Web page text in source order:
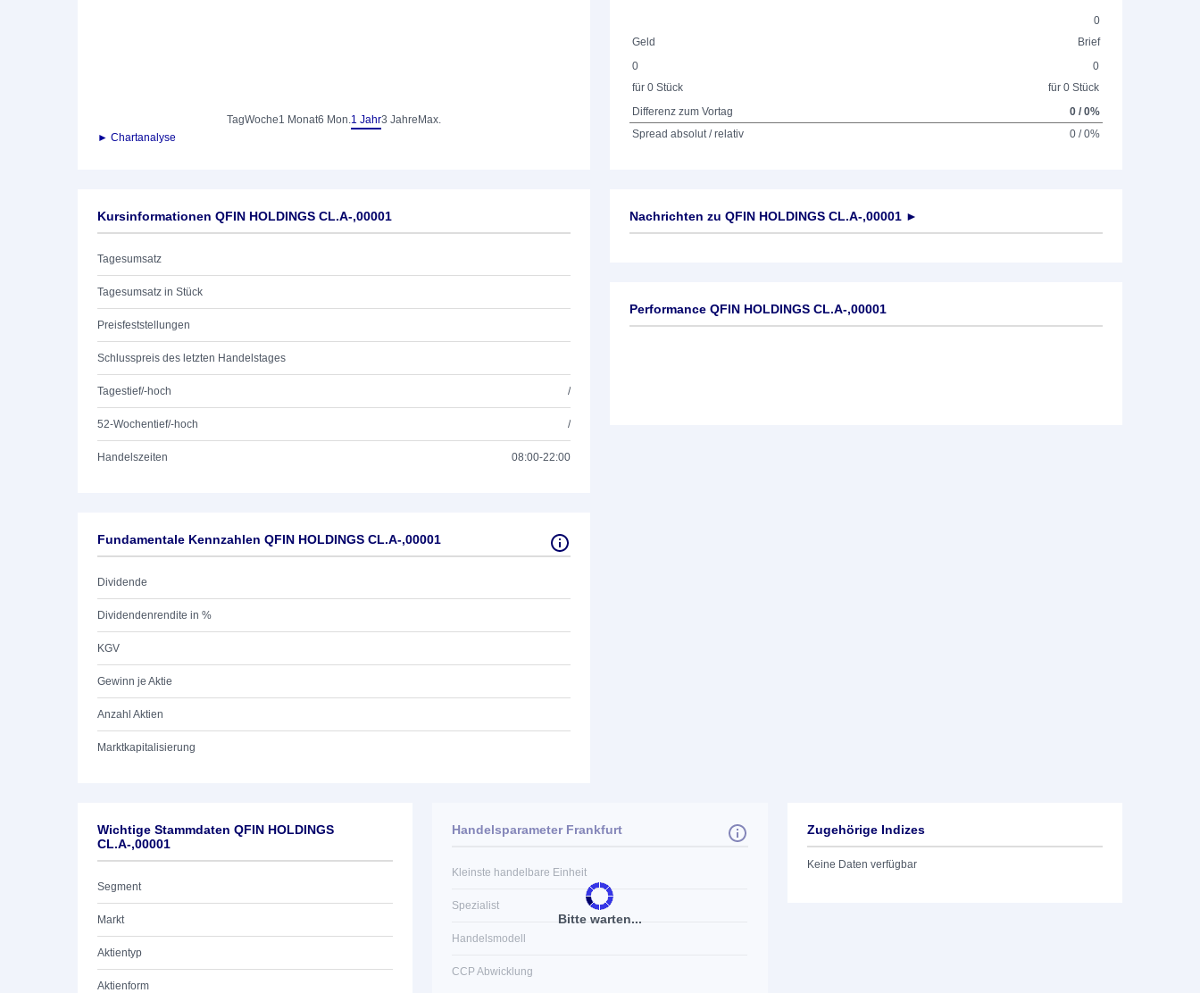
TagWoche1 Monat6 Mon.1 Jahr3 Jahre Max.
► Chartanalyse
0
Geld
Brief
0
für 0 Stück
0
für 0 Stück
Differenz zum Vortag
0 / 0%
Spread absolut / relativ
0 / 0%
Kursinformationen QFIN HOLDINGS CL.A-,00001
Tagesumsatz
Tagesumsatz in Stück
Preisfeststellungen
Schlusspreis des letzten Handelstages
Tagestief/-hoch /
52-Wochentief/-hoch /
Handelszeiten 08:00-22:00
Fundamentale Kennzahlen QFIN HOLDINGS CL.A-,00001
Dividende
Dividendenrendite in %
KGV
Gewinn je Aktie
Anzahl Aktien
Marktkapitalisierung
Nachrichten zu QFIN HOLDINGS CL.A-,00001 ►
Performance QFIN HOLDINGS CL.A-,00001
Wichtige Stammdaten QFIN HOLDINGS
CL.A-,00001
Segment
Markt
Aktientyp
Aktienform
Bitte warten...
Handelsparameter Frankfurt
Kleinste handelbare Einheit
Spezialist
Handelsmodell
CCP Abwicklung
Zugehörige Indizes
Keine Daten verfügbar